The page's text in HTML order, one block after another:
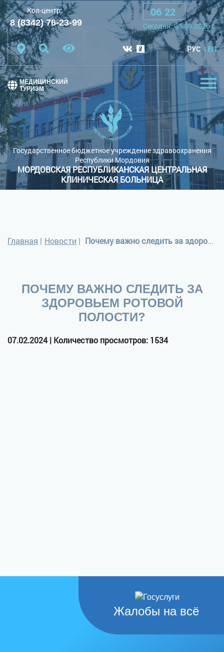
Шрифт: A A A
Цветовая схема: Черная схема
Обычный сайт
Кол-центр:
8 (8342) 76-23-99
06 22
Сегодня:08.08.2026г.
РУС EN
Государственное бюджетное учреждение здравоохранения
Республики Мордовия
МОРДОВСКАЯ РЕСПУБЛИКАНСКАЯ ЦЕНТРАЛЬНАЯ
КЛИНИЧЕСКАЯ БОЛЬНИЦА
МЕДИЦИНСКИЙ
ТУРИЗМ
Главная | Новости | Почему важно следить за здоровьем ротовой полости?
ПОЧЕМУ ВАЖНО СЛЕДИТЬ ЗА
ЗДОРОВЬЕМ РОТОВОЙ
ПОЛОСТИ?
07.02.2024 | Количество просмотров: 1534
Жалобы на всё